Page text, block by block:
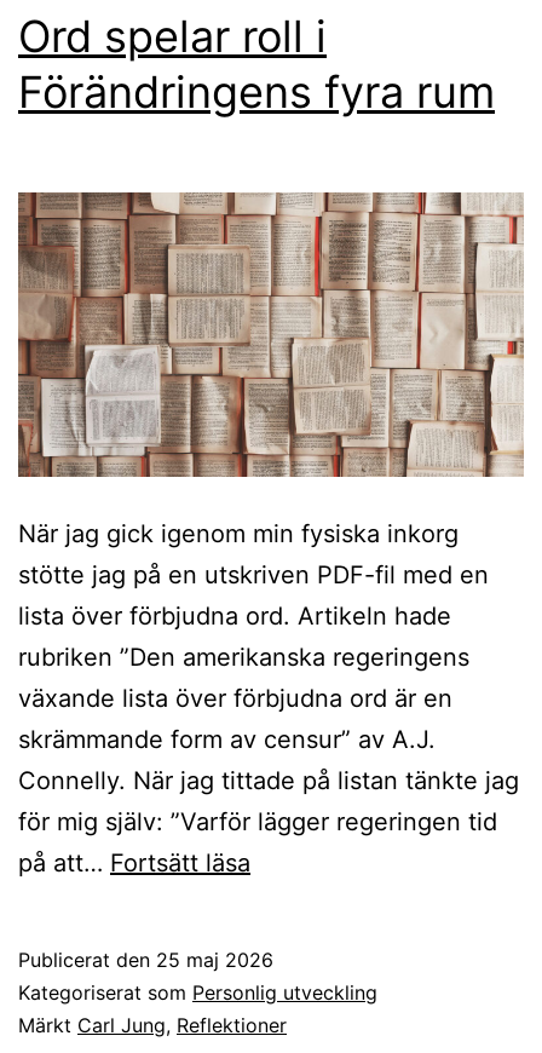
Ord spelar roll i
Förändringens fyra rum
När jag gick igenom min fysiska inkorg
stötte jag på en utskriven PDF-fil med en
lista över förbjudna ord. Artikeln hade
rubriken ”Den amerikanska regeringens
växande lista över förbjudna ord är en
skrämmande form av censur” av A.J.
Connelly. När jag tittade på listan tänkte jag
för mig själv: ”Varför lägger regeringen tid
på att… Fortsätt läsa
i
Förändringens
Publicerat den 25 maj 2026
Kategoriserat som Personlig utveckling
Märkt Carl Jung, Reflektioner